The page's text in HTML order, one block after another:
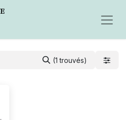
(1 trouvés)